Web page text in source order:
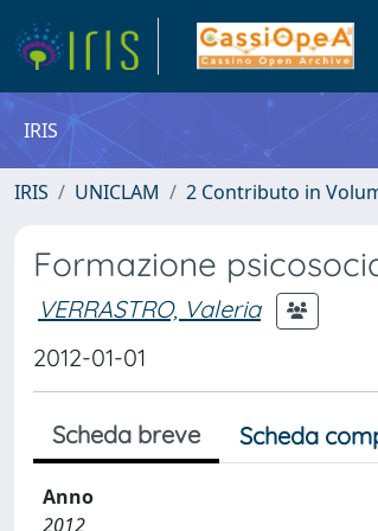
IRIS
IRIS UNICLAM 2 Contributo in
Formazione
VERRASTRO, Valeria
2012-01-01
Scheda breve Scheda
Anno
2012